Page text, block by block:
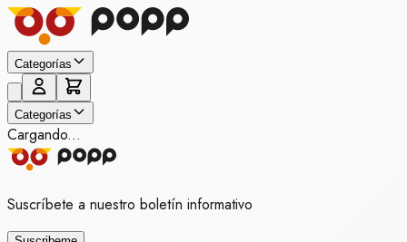
Categorías
Categorías
Cargando...
Suscríbete a nuestro boletín informativo